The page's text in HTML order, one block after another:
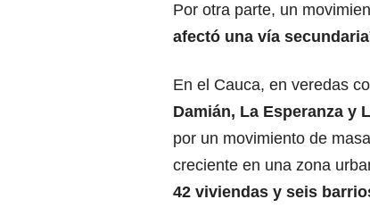
Por otra parte, un
afectó una vía secundaria
En el Cauca, en veredas
Damián, La Esperanza y
por un movimiento de
creciente en una zona
42 viviendas y seis